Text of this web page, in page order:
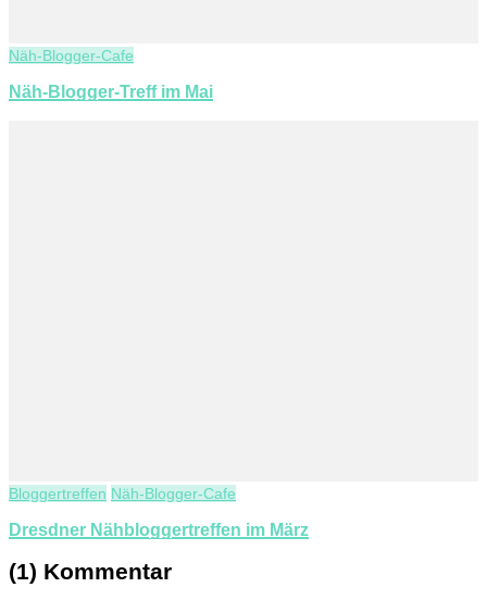
Näh-Blogger-Cafe
Näh-Blogger-Treff im Mai
Bloggertreffen Näh-Blogger-Cafe
Dresdner Nähbloggertreffen im März
(1) Kommentar